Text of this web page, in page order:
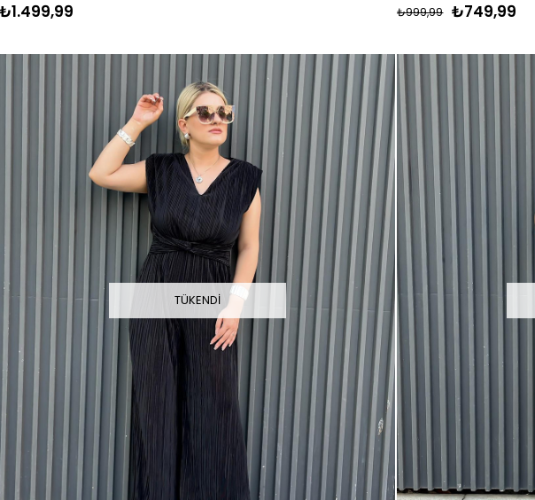
₺1.499,99 ₺749,99
₺999,99
TÜKENDI